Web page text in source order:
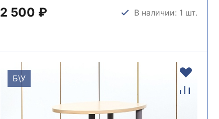
2 500 ₽ В наличии: 1 шт.
Б\У